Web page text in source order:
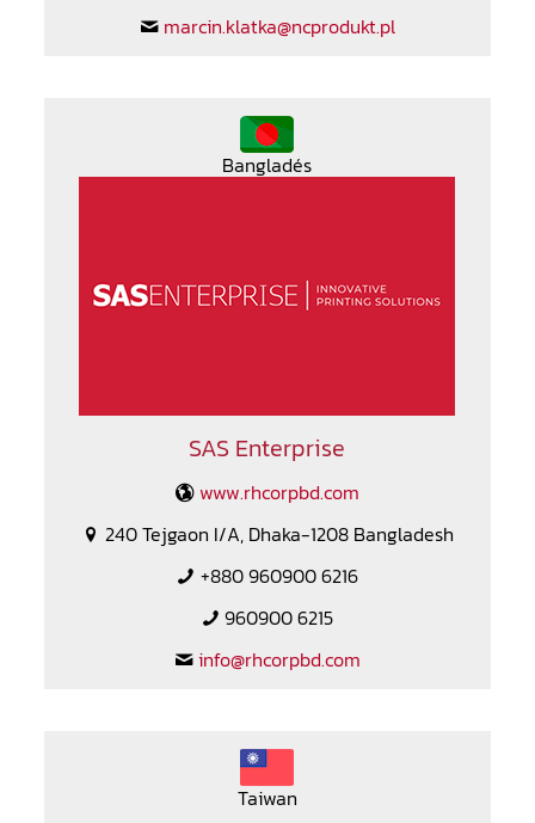
marcin.klatka@ncprodukt.pl
Bangladés
SAS Enterprise
www.rhcorpbd.com
240 Tejgaon I/A, Dhaka-1208 Bangladesh
+880 960900 6216
960900 6215
info@rhcorpbd.com
Taiwan